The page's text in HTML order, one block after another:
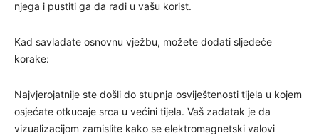
njega i pustiti ga da radi u vašu korist.
Kad savladate osnovnu vježbu, možete dodati sljedeće
korake:
Najvjerojatnije ste došli do stupnja osviještenosti tijela u kojem
osjećate otkucaje srca u većini tijela. Vaš zadatak je da
vizualizacijom zamislite kako se elektromagnetski valovi